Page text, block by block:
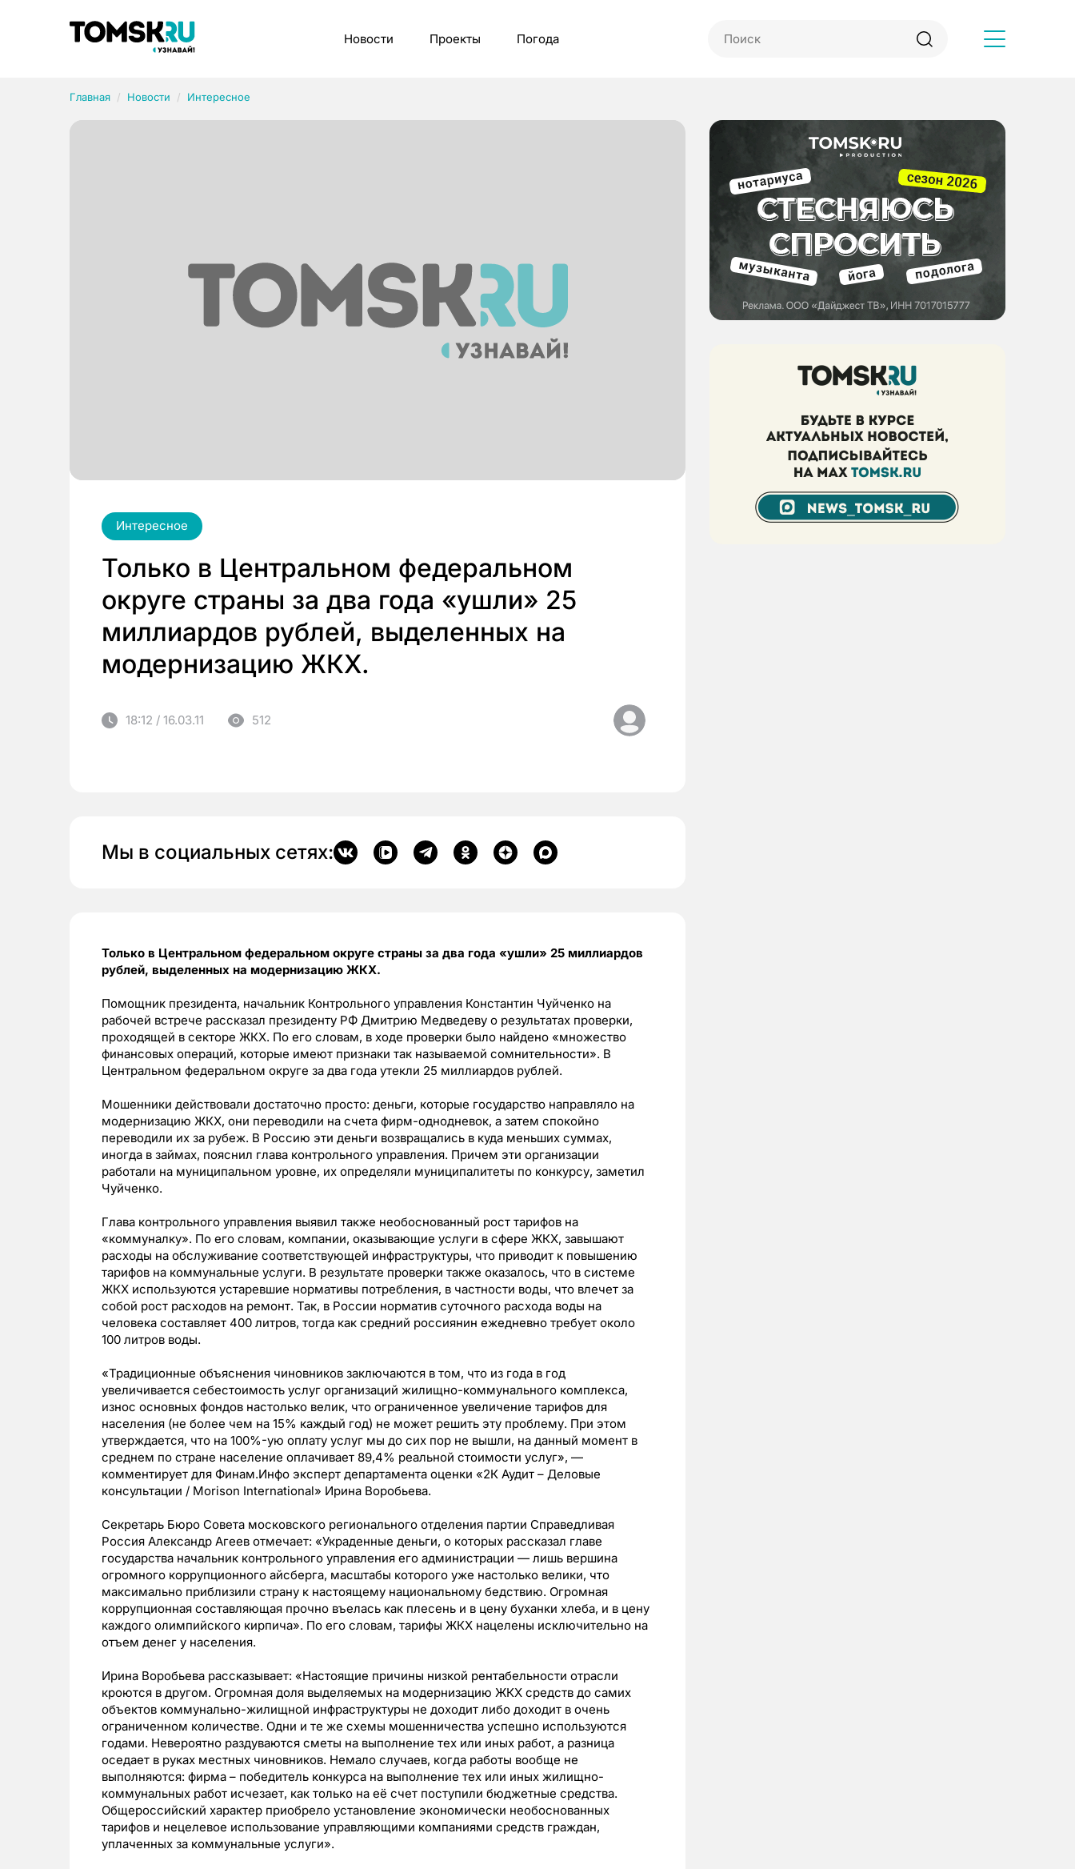
Новости Проекты Погода
Главная Новости Интересное
Интересное
Только в Центральном федеральном
округе страны за два года «ушли» 25
миллиардов рублей, выделенных на
модернизацию ЖКХ.
18:12 / 16.03.11 512
Мы в социальных сетях:
Только в Центральном федеральном округе страны за два года «ушли» 25 миллиардов
рублей, выделенных на модернизацию ЖКХ.
Помощник президента, начальник Контрольного управления Константин Чуйченко на
рабочей встрече рассказал президенту РФ Дмитрию Медведеву о результатах проверки,
проходящей в секторе ЖКХ. По его словам, в ходе проверки было найдено «множество
финансовых операций, которые имеют признаки так называемой сомнительности». В
Центральном федеральном округе за два года утекли 25 миллиардов рублей.
Мошенники действовали достаточно просто: деньги, которые государство направляло на
модернизацию ЖКХ, они переводили на счета фирм-однодневок, а затем спокойно
переводили их за рубеж. В Россию эти деньги возвращались в куда меньших суммах,
иногда в займах, пояснил глава контрольного управления. Причем эти организации
работали на муниципальном уровне, их определяли муниципалитеты по конкурсу, заметил
Чуйченко.
Глава контрольного управления выявил также необоснованный рост тарифов на
«коммуналку». По его словам, компании, оказывающие услуги в сфере ЖКХ, завышают
расходы на обслуживание соответствующей инфраструктуры, что приводит к повышению
тарифов на коммунальные услуги. В результате проверки также оказалось, что в системе
ЖКХ используются устаревшие нормативы потребления, в частности воды, что влечет за
собой рост расходов на ремонт. Так, в России норматив суточного расхода воды на
человека составляет 400 литров, тогда как средний россиянин ежедневно требует около
100 литров воды.
«Традиционные объяснения чиновников заключаются в том, что из года в год
увеличивается себестоимость услуг организаций жилищно-коммунального комплекса,
износ основных фондов настолько велик, что ограниченное увеличение тарифов для
населения (не более чем на 15% каждый год) не может решить эту проблему. При этом
утверждается, что на 100%-ую оплату услуг мы до сих пор не вышли, на данный момент в
среднем по стране население оплачивает 89,4% реальной стоимости услуг», —
комментирует для Финам.Инфо эксперт департамента оценки «2К Аудит – Деловые
консультации / Morison International» Ирина Воробьева.
Секретарь Бюро Совета московского регионального отделения партии Справедливая
Россия Александр Агеев отмечает: «Украденные деньги, о которых рассказал главе
государства начальник контрольного управления его администрации — лишь вершина
огромного коррупционного айсберга, масштабы которого уже настолько велики, что
максимально приблизили страну к настоящему национальному бедствию. Огромная
коррупционная составляющая прочно въелась как плесень и в цену буханки хлеба, и в цену
каждого олимпийского кирпича». По его словам, тарифы ЖКХ нацелены исключительно на
отъем денег у населения.
Ирина Воробьева рассказывает: «Настоящие причины низкой рентабельности отрасли
кроются в другом. Огромная доля выделяемых на модернизацию ЖКХ средств до самих
объектов коммунально-жилищной инфраструктуры не доходит либо доходит в очень
ограниченном количестве. Одни и те же схемы мошенничества успешно используются
годами. Невероятно раздуваются сметы на выполнение тех или иных работ, а разница
оседает в руках местных чиновников. Немало случаев, когда работы вообще не
выполняются: фирма – победитель конкурса на выполнение тех или иных жилищно-
коммунальных работ исчезает, как только на её счет поступили бюджетные средства.
Общероссийский характер приобрело установление экономически необоснованных
тарифов и нецелевое использование управляющими компаниями средств граждан,
уплаченных за коммунальные услуги».
Рубрики